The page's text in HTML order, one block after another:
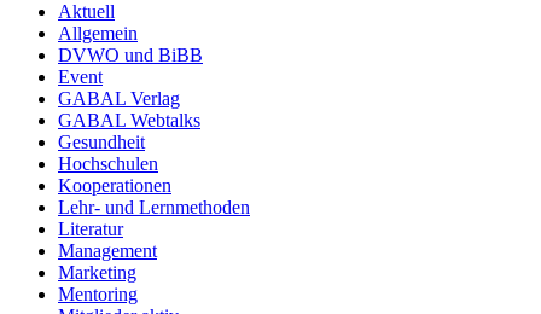
Aktuell
Allgemein
DVWO und BiBB
Event
GABAL Verlag
GABAL Webtalks
Gesundheit
Hochschulen
Kooperationen
Lehr- und Lernmethoden
Literatur
Management
Marketing
Mentoring